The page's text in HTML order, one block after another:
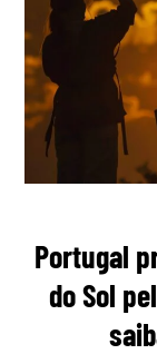
Portugal
do Sol